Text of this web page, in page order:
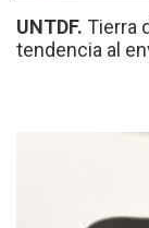
UNTDF. Tierra
tendencia al